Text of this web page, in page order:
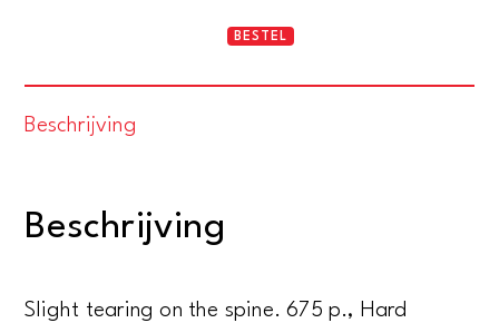
Oeuvres
BESTEL
Beschrijving
Beschrijving
Slight tearing on the spine. 675 p., Hard